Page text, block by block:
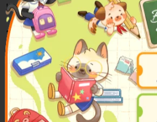
bạn trở thành chàng trai thú vị, tinh
• 10 món đồ phải có để trở thành
• Làm thế nào để kiểm soát cơn
• Bí kíp tự kiếm tiền tiêu vặt.
• Biết cách cư xử với các bạn nữ.